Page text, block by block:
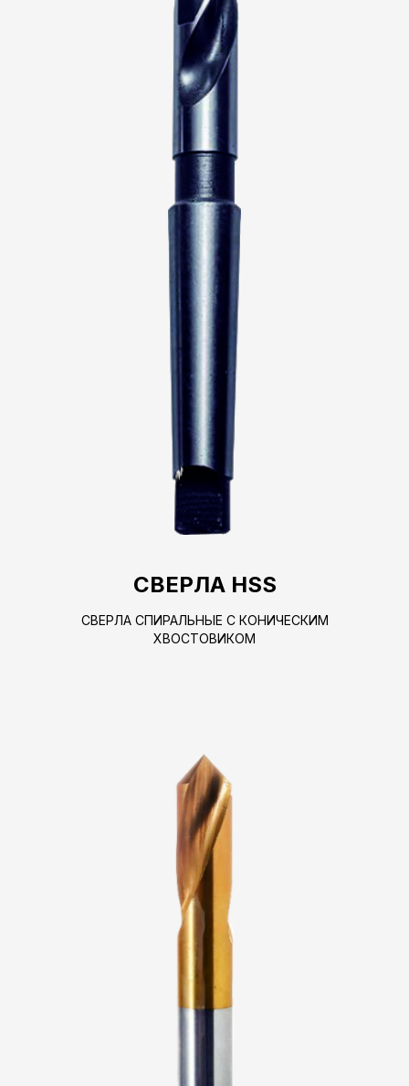
СВЕРЛА HSS
СВЕРЛА СПИРАЛЬНЫЕ С КОНИЧЕСКИМ
ХВОСТОВИКОМ